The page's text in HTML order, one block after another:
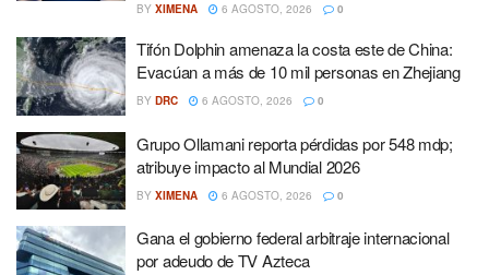
BY XIMENA 6 AGOSTO, 2026 0
Tifón Dolphin amenaza la costa este de China:
Evacúan a más de 10 mil personas en Zhejiang
BY DRC 6 AGOSTO, 2026 0
Grupo Ollamani reporta pérdidas por 548 mdp;
atribuye impacto al Mundial 2026
BY XIMENA 6 AGOSTO, 2026 0
Gana el gobierno federal arbitraje internacional
por adeudo de TV Azteca